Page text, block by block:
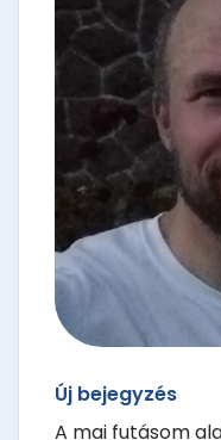
Új bejegyzés
A mai futásom